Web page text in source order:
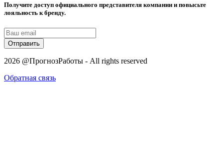
Получите доступ официального представителя компании и повысьте
лояльность к бренду.
Отправить
2026 @ПрогнозРаботы - All rights reserved
Обратная связь